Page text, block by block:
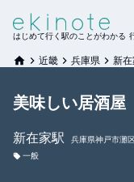
はじめて行く駅のことがわかる
近畿 兵庫県 新在
美味しい居酒屋
新在家駅
兵庫県神戸市灘
一般